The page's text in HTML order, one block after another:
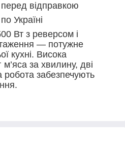
відправкою
Україні
Вт з реверсом і
— потужне
кухні. Висока
м’яса за хвилину, дві
робота забезпечують